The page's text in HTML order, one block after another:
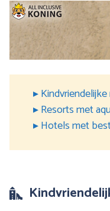
▸
▸ Resorts met
▸ Hotels met